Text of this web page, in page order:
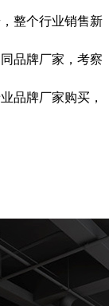
整个行业销售新
品牌厂家，考察
品牌厂家购买，